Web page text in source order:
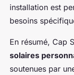
installation est
besoins
En résumé, Cap
solaires
soutenues par